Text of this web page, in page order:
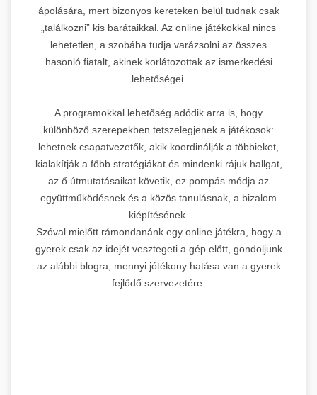
ápolására, mert bizonyos kereteken belül tudnak csak
„találkozni” kis barátaikkal. Az online játékokkal nincs
lehetetlen, a szobába tudja varázsolni az összes
hasonló fiatalt, akinek korlátozottak az ismerkedési
lehetőségei.
A programokkal lehetőség adódik arra is, hogy
különböző szerepekben tetszelegjenek a játékosok:
lehetnek csapatvezetők, akik koordinálják a többieket,
kialakítják a főbb stratégiákat és mindenki rájuk hallgat,
az ő útmutatásaikat követik, ez pompás módja az
együttműködésnek és a közös tanulásnak, a bizalom
kiépítésének.
Szóval mielőtt rámondanánk egy online játékra, hogy a
gyerek csak az idejét vesztegeti a gép előtt, gondoljunk
az alábbi blogra, mennyi jótékony hatása van a gyerek
fejlődő szervezetére.